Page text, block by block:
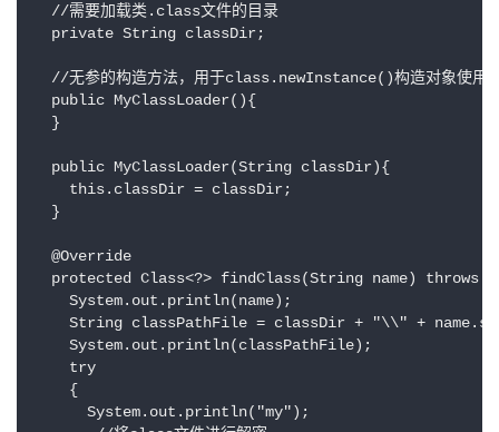
  //需要加载类.class文件的目录
  private String classDir;
  //无参的构造方法，用于class.newInstance()构造对象使用
  public MyClassLoader(){
  }
  public MyClassLoader(String classDir){
    this.classDir = classDir;
  }
  @Override
protected Class<?> findClass(String name) throws
    System.out.println(name);
String classPathFile = classDir + "\\" +
    System.out.println(classPathFile);
    try
    {
      System.out.println("my");